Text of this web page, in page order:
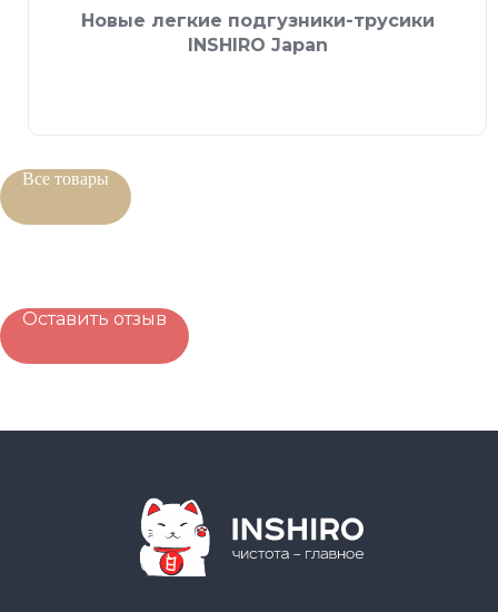
Новые легкие подгузники-трусики
INSHIRO Japan
Все товары
Оставить отзыв